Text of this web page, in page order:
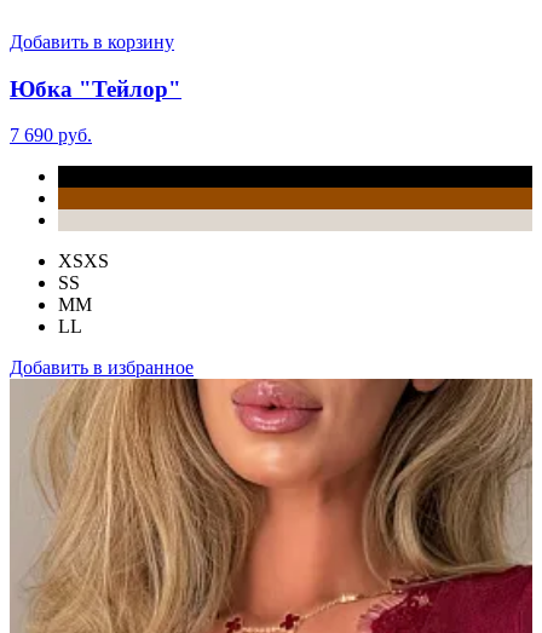
Добавить в корзину
Юбка "Тейлор"
7 690 руб.
XSXS
SS
MM
LL
Добавить в избранное